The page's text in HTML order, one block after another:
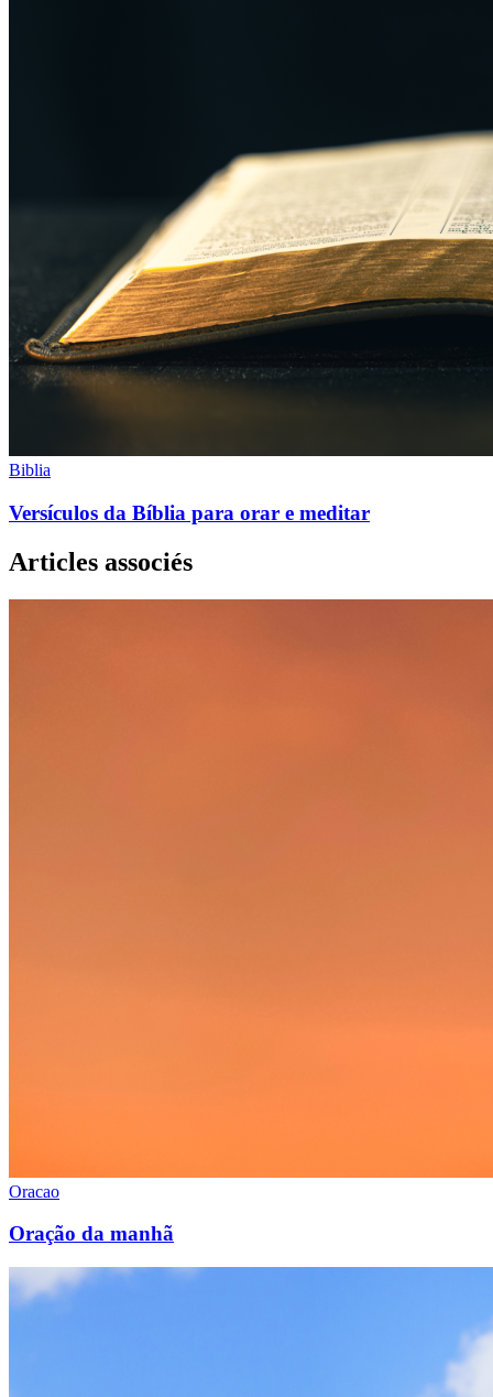
Biblia
Versículos da Bíblia para orar e meditar
Articles associés
Oracao
Oração da manhã